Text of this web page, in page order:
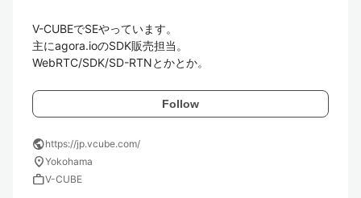
V-CUBEでSEやっています。
主にagora.ioのSDK販売担当。
WebRTC/SDK/SD-RTNとかとか。
Follow
publichttps://jp.vcube.com/
location_onYokohama
workV-CUBE